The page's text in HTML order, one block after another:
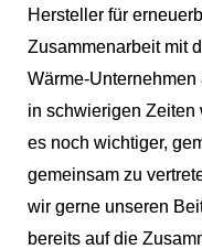
Hersteller für
Zusammenarbeit mit
Wärme-Unternehmen
in schwierigen Zeiten
es noch wichtiger,
gemeinsam zu
wir gerne unseren
bereits auf die